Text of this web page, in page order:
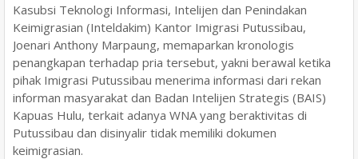
Kasubsi Teknologi Informasi, Intelijen dan Penindakan
Keimigrasian (Inteldakim) Kantor Imigrasi Putussibau,
Joenari Anthony Marpaung, memaparkan kronologis
penangkapan terhadap pria tersebut, yakni berawal ketika
pihak Imigrasi Putussibau menerima informasi dari rekan
informan masyarakat dan Badan Intelijen Strategis (BAIS)
Kapuas Hulu, terkait adanya WNA yang beraktivitas di
Putussibau dan disinyalir tidak memiliki dokumen
keimigrasian.